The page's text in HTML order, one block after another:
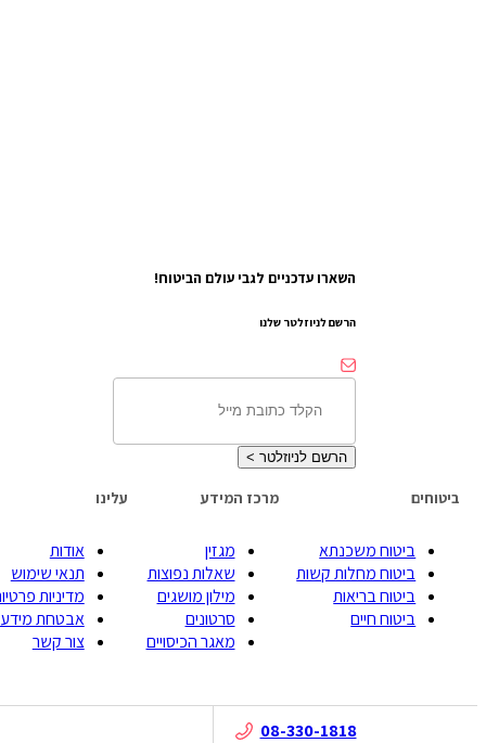
השארו עדכניים לגבי עולם הביטוח!
הרשם לניוזלטר שלנו
הרשם לניוזלטר >
ביטוחים
ביטוח משכנתא
ביטוח מחלות קשות
ביטוח בריאות
ביטוח חיים
מרכז המידע
מגזין
שאלות נפוצות
מילון מושגים
סרטונים
מאגר הכיסויים
עלינו
אודות
תנאי שימוש
מדיניות פרטיות
אבטחת מידע
צור קשר
08-330-1818